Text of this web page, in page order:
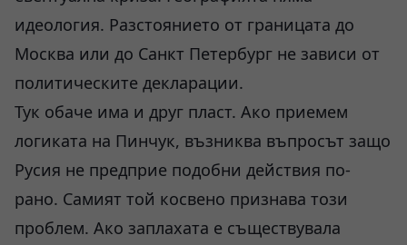
идеология. Разстоянието от границата до
Москва или до Санкт Петербург не зависи от
политическите декларации.
Тук обаче има и друг пласт. Ако приемем
логиката на Пинчук, възниква въпросът защо
Русия не предприе подобни действия по-
рано. Самият той косвено признава този
проблем. Ако заплахата е съществувала